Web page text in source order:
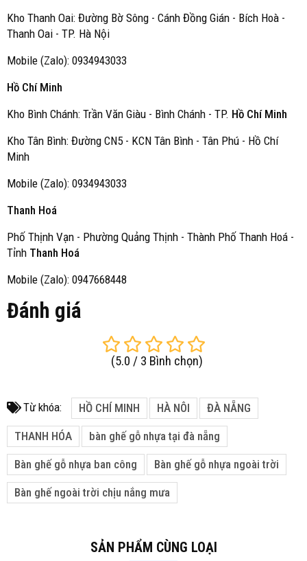
Kho Thanh Oai: Đường Bờ Sông - Cánh Đồng Gián - Bích Hoà -
Thanh Oai - TP. Hà Nội
Mobile (Zalo): 0934943033
Hồ Chí Minh
Kho Bình Chánh: Trần Văn Giàu - Bình Chánh - TP. Hồ Chí Minh
Kho Tân Bình: Đường CN5 - KCN Tân Bình - Tân Phú - Hồ Chí
Minh
Mobile (Zalo): 0934943033
Thanh Hoá
Phố Thịnh Vạn - Phường Quảng Thịnh - Thành Phố Thanh Hoá -
Tỉnh Thanh Hoá
Mobile (Zalo): 0947668448
Đánh giá
(5.0 / 3 Bình chọn)
Từ khóa: HỒ CHÍ MINH HÀ NÔI ĐÀ NẴNG
THANH HÓA bàn ghế gỗ nhựa tại đà nẵng
Bàn ghế gỗ nhựa ban công Bàn ghế gỗ nhựa ngoài trời
Bàn ghế ngoài trời chịu nắng mưa
SẢN PHẨM CÙNG LOẠI